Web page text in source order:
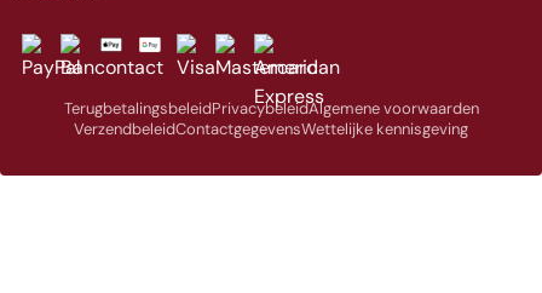
TerugbetalingsbeleidPrivacybeleidAlgemene voorwaarden
VerzendbeleidContactgegevensWettelijke kennisgeving